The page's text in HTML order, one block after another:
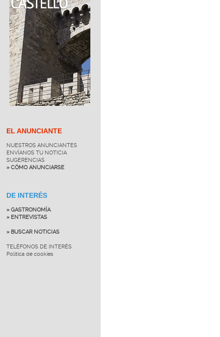
EL ANUNCIANTE
NUESTROS ANUNCIANTES
ENVÍANOS TU NOTICIA
SUGERENCIAS
» CÓMO ANUNCIARSE
DE INTERÉS
» GASTRONOMÍA
» ENTREVISTAS
» BUSCAR NOTICIAS
TELÉFONOS DE INTERÉS
Política de cookies